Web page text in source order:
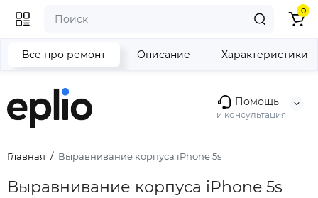
Помощь
и консультация
0
Главная Выравнивание корпуса iPhone 5s
Выравнивание корпуса iPhone 5s
Все про ремонт Описание Характеристики